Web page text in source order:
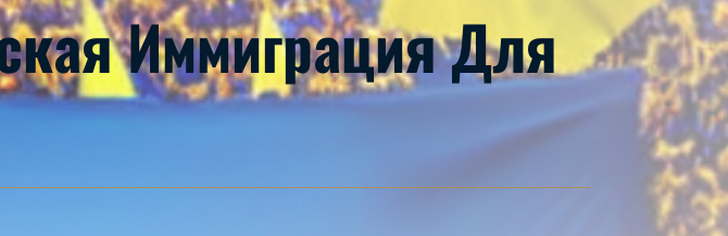
Иммиграция Для